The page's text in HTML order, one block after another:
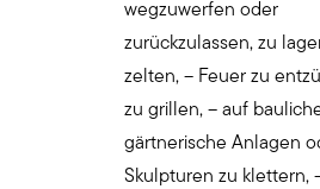
wegzuwerfen oder
zurückzulassen, zu
zelten, – Feuer zu
zu grillen, – auf
gärtnerische Anlagen
Skulpturen zu klettern,